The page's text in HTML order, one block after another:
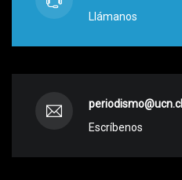
Llámanos
periodismo@ucn.cl
Escríbenos